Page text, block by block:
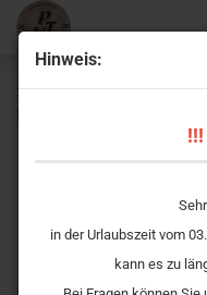
Hinweis:
in der Urlaubszeit vom
kann es zu
Schützenscheibe